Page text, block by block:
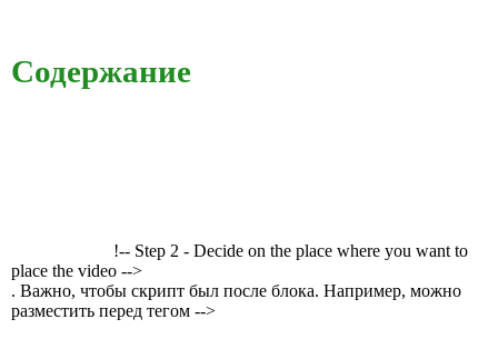
Содержание
!-- Step 2 - Decide on the place where you want to
place the video -->
. Важно, чтобы скрипт был после блока. Например, можно
разместить перед тегом -->